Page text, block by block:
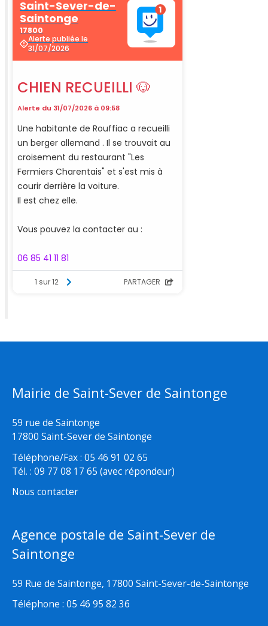
Mairie de Saint-Sever de Saintonge
59 rue de Saintonge
17800 Saint-Sever de Saintonge
Téléphone/Fax : 05 46 91 02 65
Tél. : 09 77 08 17 65 (avec répondeur)
Nous contacter
Agence postale de Saint-Sever de
Saintonge
59 Rue de Saintonge, 17800 Saint-Sever-de-Saintonge
Téléphone : 05 46 95 82 36